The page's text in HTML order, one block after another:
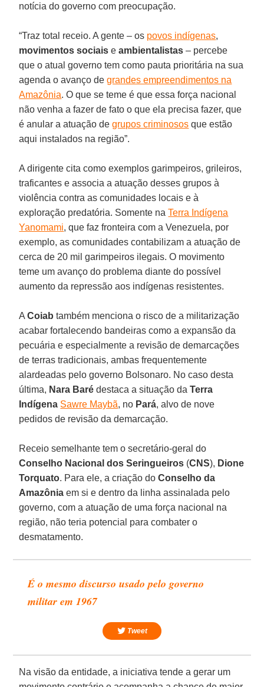
notícia do governo com preocupação.
“Traz total receio. A gente – os povos indígenas,
movimentos sociais eambientalistas – percebe
que o atual governo tem como pauta prioritária na sua
agenda o avanço degrandes empreendimentos na
Amazônia. O que se teme é que essa força nacional
não venha a fazer de fato o que ela precisa fazer, que
é anular a atuação degrupos criminosos que estão
aqui instalados na região”.
A dirigente cita como exemplos garimpeiros, grileiros,
traficantes e associa a atuação desses grupos à
violência contra as comunidades locais e à
exploração predatória. Somente naTerra Indígena
Yanomami, que faz fronteira com a Venezuela, por
exemplo, as comunidades contabilizam a atuação de
cerca de 20 mil garimpeiros ilegais. O movimento
teme um avanço do problema diante do possível
aumento da repressão aos indígenas resistentes.
ACoiab também menciona o risco de a militarização
acabar fortalecendo bandeiras como a expansão da
pecuária e especialmente a revisão de demarcações
de terras tradicionais, ambas frequentemente
alardeadas pelo governo Bolsonaro. No caso desta
última, Nara Baré destaca a situação daTerra
Indígena Sawre Maybã, no Pará, alvo de nove
pedidos de revisão da demarcação.
Receio semelhante tem o secretário-geral do
Conselho Nacional dos Seringueiros (CNS), Dione
Torquato. Para ele, a criação doConselho da
Amazônia em si e dentro da linha assinalada pelo
governo, com a atuação de uma força nacional na
região, não teria potencial para combater o
desmatamento.
É o mesmo discurso usado pelo governo
militar em 1967
Tweet
Na visão da entidade, a iniciativa tende a gerar um